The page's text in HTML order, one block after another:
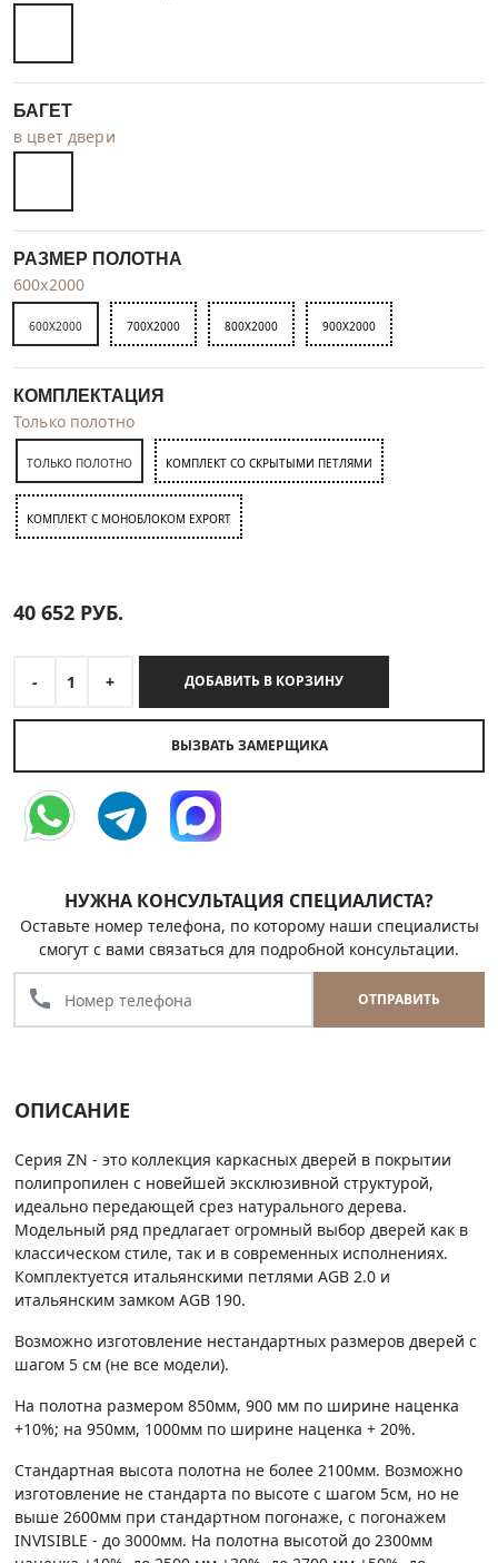
БАГЕТ
в цвет двери
РАЗМЕР ПОЛОТНА
600x2000
600X2000 700X2000 800X2000 900X2000
КОМПЛЕКТАЦИЯ
Только полотно
ТОЛЬКО ПОЛОТНО КОМПЛЕКТ СО СКРЫТЫМИ ПЕТЛЯМИ
КОМПЛЕКТ C МОНОБЛОКОМ EXPORT
40 652 РУБ.
- 1 + ДОБАВИТЬ В КОРЗИНУ
ВЫЗВАТЬ ЗАМЕРЩИКА
НУЖНА КОНСУЛЬТАЦИЯ СПЕЦИАЛИСТА?
Оставьте номер телефона, по которому наши специалисты
смогут с вами связаться для подробной консультации.
call ОТПРАВИТЬ
ОПИСАНИЕ
Серия ZN - это коллекция каркасных дверей в покрытии
полипропилен с новейшей эксклюзивной структурой,
идеально передающей срез натурального дерева.
Модельный ряд предлагает огромный выбор дверей как в
классическом стиле, так и в современных исполнениях.
Комплектуется итальянскими петлями AGB 2.0 и
итальянским замком AGB 190.
Возможно изготовление нестандартных размеров дверей с
шагом 5 см (не все модели).
На полотна размером 850мм, 900 мм по ширине наценка
+10%; на 950мм, 1000мм по ширине наценка + 20%.
Стандартная высота полотна не более 2100мм. Возможно
изготовление не стандарта по высоте с шагом 5см, но не
выше 2600мм при стандартном погонаже, с погонажем
INVISIBLE - до 3000мм. На полотна высотой до 2300мм